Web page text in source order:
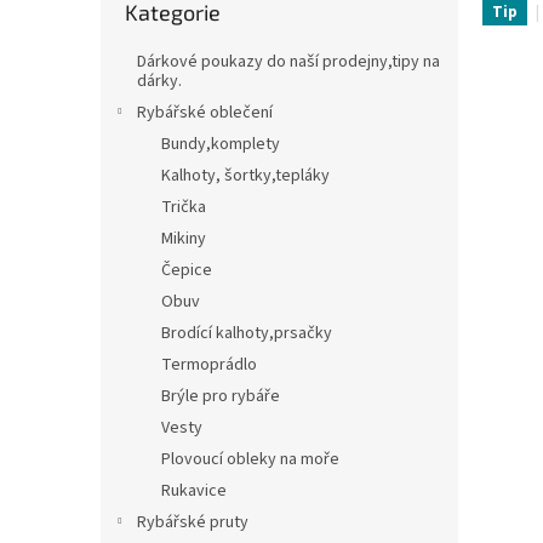
Třpytky,plandavky,Spinnerbaity,Spintaily
kategorie
Kategorie
Dárkové poukazy do naší prodejny,tipy na
dárky.
Rybářské oblečení
Bundy,komplety
Kalhoty, šortky,tepláky
Trička
Mikiny
Čepice
Obuv
Brodící kalhoty,prsačky
Termoprádlo
Brýle pro rybáře
Vesty
Plovoucí obleky na moře
Rukavice
Rybářské pruty
Tip